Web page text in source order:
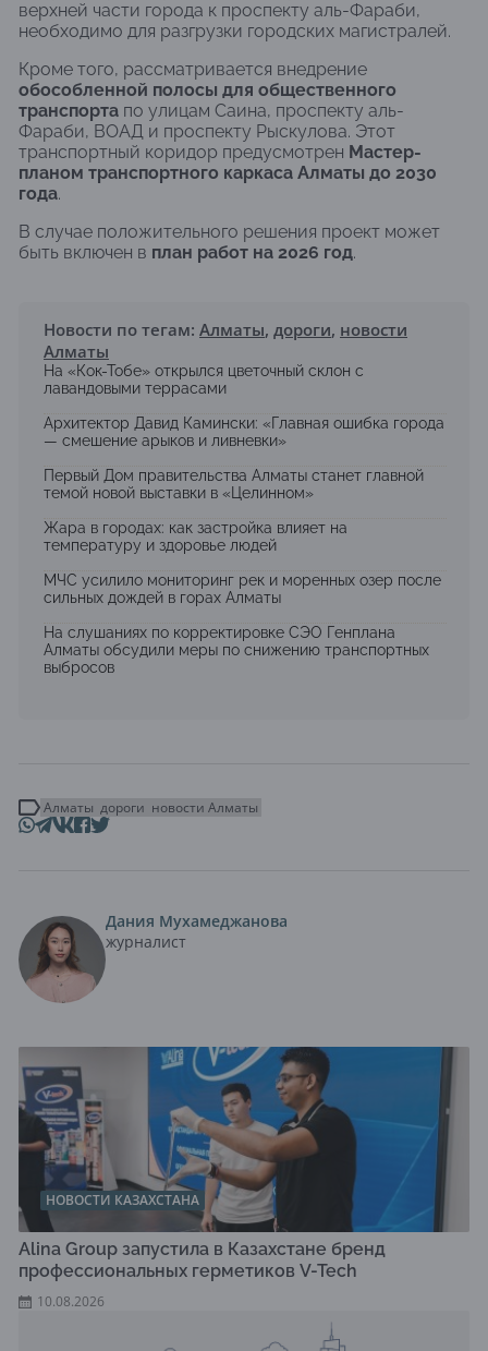
верхней части города к проспекту аль-Фараби,
необходимо для разгрузки городских магистралей.
Кроме того, рассматривается внедрение
обособленной полосы для общественного
транспорта по улицам Саина, проспекту аль-
Фараби, ВОАД и проспекту Рыскулова. Этот
транспортный коридор предусмотрен Мастер-
планом транспортного каркаса Алматы до 2030
года.
В случае положительного решения проект может
быть включен в план работ на 2026 год.
Новости по тегам: Алматы, дороги, новости
Алматы
На «Кок-Тобе» открылся цветочный склон с
лавандовыми террасами
Архитектор Давид Камински: «Главная ошибка города
— смешение арыков и ливневки»
Первый Дом правительства Алматы станет главной
темой новой выставки в «Целинном»
Жара в городах: как застройка влияет на
температуру и здоровье людей
МЧС усилило мониторинг рек и моренных озер после
сильных дождей в горах Алматы
На слушаниях по корректировке СЭО Генплана
Алматы обсудили меры по снижению транспортных
выбросов
Алматы дороги новости Алматы
Дания Мухамеджанова
журналист
НОВОСТИ КАЗАХСТАНА
Alina Group запустила в Казахстане бренд
профессиональных герметиков V-Tech
10.08.2026